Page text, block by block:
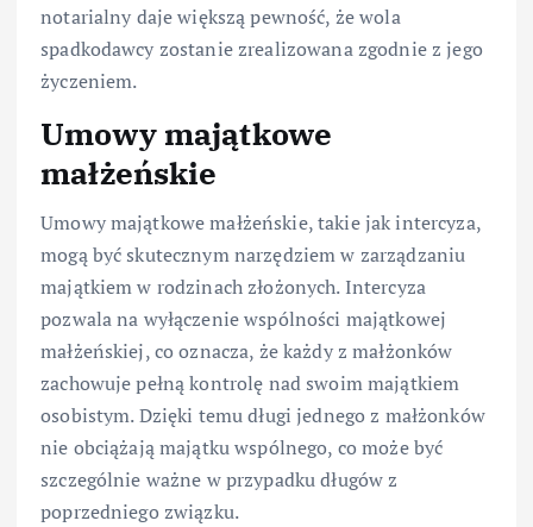
notarialny daje większą pewność, że wola
spadkodawcy zostanie zrealizowana zgodnie z jego
życzeniem.
Umowy majątkowe
małżeńskie
Umowy majątkowe małżeńskie, takie jak intercyza,
mogą być skutecznym narzędziem w zarządzaniu
majątkiem w rodzinach złożonych. Intercyza
pozwala na wyłączenie wspólności majątkowej
małżeńskiej, co oznacza, że każdy z małżonków
zachowuje pełną kontrolę nad swoim majątkiem
osobistym. Dzięki temu długi jednego z małżonków
nie obciążają majątku wspólnego, co może być
szczególnie ważne w przypadku długów z
poprzedniego związku.